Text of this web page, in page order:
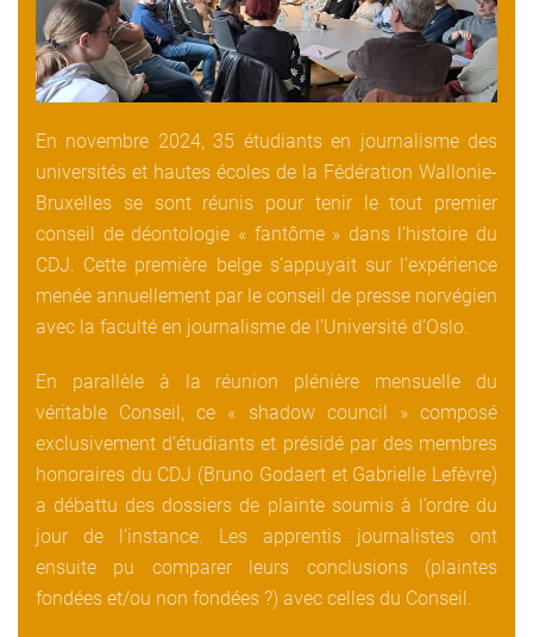
En novembre 2024, 35 étudiants en journalisme des
universités et hautes écoles de la Fédération Wallonie-
Bruxelles se sont réunis pour tenir le tout premier
conseil de déontologie « fantôme » dans l’histoire du
CDJ. Cette première belge s’appuyait sur l’expérience
menée annuellement par le conseil de presse norvégien
avec la faculté en journalisme de l’Université d’Oslo.
En parallèle à la réunion plénière mensuelle du
véritable Conseil, ce « shadow council » composé
exclusivement d’étudiants et présidé par des membres
honoraires du CDJ (Bruno Godaert et Gabrielle Lefèvre)
a débattu des dossiers de plainte soumis à l’ordre du
jour de l’instance. Les apprentis journalistes ont
ensuite pu comparer leurs conclusions (plaintes
fondées et/ou non fondées ?) avec celles du Conseil.